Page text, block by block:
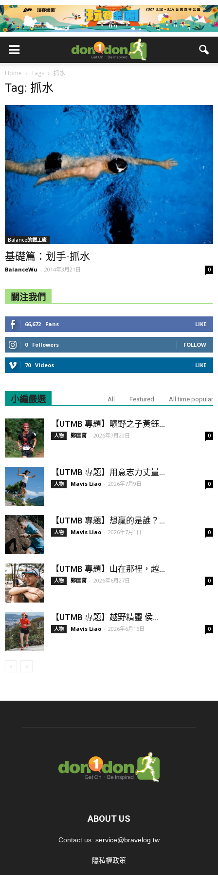
Home Tags 抓水
Tag: 抓水
Balance的鐵工廠
基礎篇：划手-抓水
BalanceWu - 2014年3月21日 0
關注我們
66,672 Fans LIKE
0 Followers FOLLOW
70 Videos LIKE
小編嚴選 All Featured All time popular
【UTMB 專題】曠野之子黃鈺...
人物 鄭匡寓 - 2026年7月20日 0
【UTMB 專題】用意志力丈量...
人物 Mavis Liao - 2026年7月9日 0
【UTMB 專題】想贏的是誰？...
人物 Mavis Liao - 2026年7月1日 0
【UTMB 專題】山在那裡，越...
人物 鄭匡寓 - 2026年6月27日 0
【UTMB 專題】越野精靈 侯...
人物 Mavis Liao - 2026年6月16日 0
ABOUT US
Contact us: service@bravelog.tw
隱私權政策